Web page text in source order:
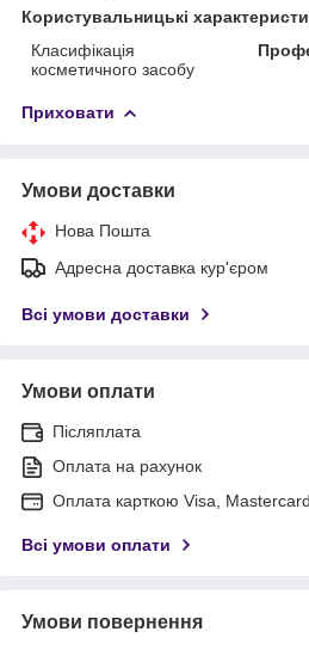
Користувальницькі
Класифікація
косметичного засобу
Приховати
Умови доставки
Нова Пошта
Адресна доставка кур'єром
Всі умови доставки
Умови оплати
Післяплата
Оплата на рахунок
Оплата карткою Visa,
Всі умови оплати
Умови повернення